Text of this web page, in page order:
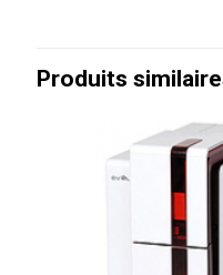
Produits